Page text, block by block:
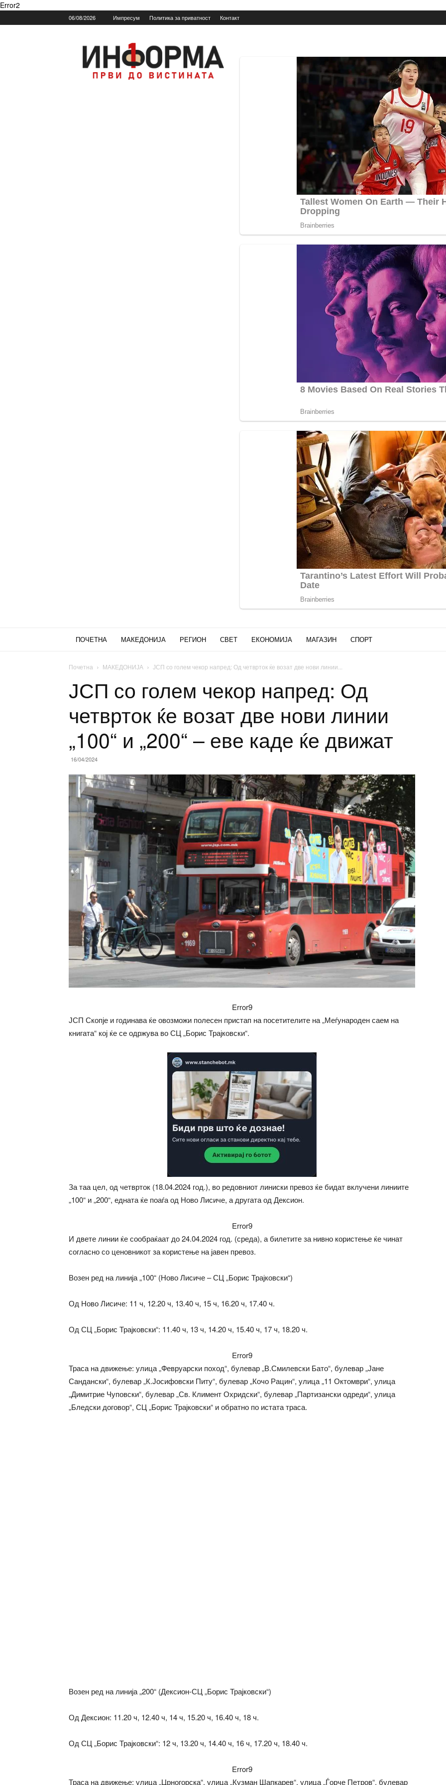
Error2
06/08/2026 Импресум Политика за приватност Контакт
Informa.mk
ПОЧЕТНА МАКЕДОНИЈА РЕГИОН СВЕТ ЕКОНОМИЈА МАГАЗИН СПОРТ
Почетна МАКЕДОНИЈА ЈСП со голем чекор напред: Од четврток ќе возат две нови линии...
ЈСП со голем чекор напред: Од
четврток ќе возат две нови линии
„100“ и „200“ – еве каде ќе движат
16/04/2024
Error9
ЈСП Скопје и годинава ќе овозможи полесен пристап на посетителите на „Меѓународен саем на
книгата“ кој ќе се одржува во СЦ „Борис Трајковски“.
За таа цел, од четврток (18.04.2024 год.), во редовниот линиски превоз ќе бидат вклучени линиите
„100“ и „200“, едната ќе поаѓа од Ново Лисиче, а другата од Дексион.
Error9
И двете линии ќе сообраќаат до 24.04.2024 год. (среда), а билетите за нивно користење ќе чинат
согласно со ценовникот за користење на јавен превоз.
Возен ред на линија „100“ (Ново Лисиче – СЦ „Борис Трајковски“)
Од Ново Лисиче: 11 ч, 12.20 ч, 13.40 ч, 15 ч, 16.20 ч, 17.40 ч.
Од СЦ „Борис Трајковски“: 11.40 ч, 13 ч, 14.20 ч, 15.40 ч, 17 ч, 18.20 ч.
Error9
Траса на движење: улица „Февруарски поход“, булевар „В.Смилевски Бато“, булевар „Јане
Сандански“, булевар „К.Јосифовски Питу“, булевар „Кочо Рацин“, улица „11 Октомври“, улица
„Димитрие Чуповски“, булевар „Св. Климент Охридски“, булевар „Партизански одреди“, улица
„Бледски договор“, СЦ „Борис Трајковски“ и обратно по истата траса.
Возен ред на линија „200“ (Дексион-СЦ „Борис Трајковски“)
Од Дексион: 11.20 ч, 12.40 ч, 14 ч, 15.20 ч, 16.40 ч, 18 ч.
Од СЦ „Борис Трајковски“: 12 ч, 13.20 ч, 14.40 ч, 16 ч, 17.20 ч, 18.40 ч.
Error9
Траса на движење: улица „Црногорска“, улица „Кузман Шапкарев“, улица „Ѓорче Петров“, булевар